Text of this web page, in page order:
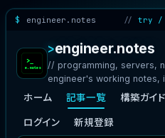
engineer.notes try /
engineer.notes
// programming, servers,
engineer's working notes,
ホーム 記事一覧 構築ガイド
ログイン 新規登録